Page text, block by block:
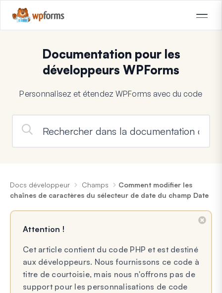
Documentation pour les
développeurs WPForms
Personnalisez et étendez WPForms avec du code
Docs développeur Champs
Comment modifier les
chaînes de caractères du sélecteur de date du champ Date
Attention !
Cet article contient du code PHP et est destiné
aux développeurs. Nous fournissons ce code à
titre de courtoisie, mais nous n'offrons pas de
support pour les personnalisations de code